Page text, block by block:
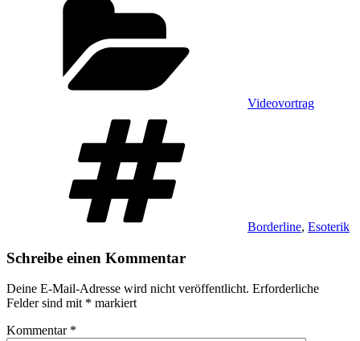
Videovortrag
Borderline, Esoterik
Schreibe einen Kommentar
Deine E-Mail-Adresse wird nicht veröffentlicht. Erforderliche
Felder sind mit * markiert
Kommentar *